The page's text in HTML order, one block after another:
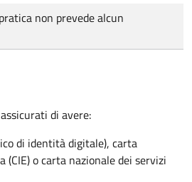
non prevede alcun
di avere:
di identità digitale), carta
(CIE) o carta nazionale dei servizi